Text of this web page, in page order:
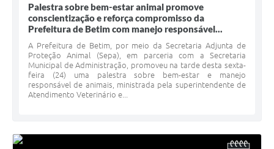
Palestra sobre bem-estar animal promove
conscientização e reforça compromisso da
Prefeitura de Betim com manejo responsável...
A Prefeitura de Betim, por meio da Secretaria Adjunta de
Proteção Animal (Sepa), em parceria com a Secretaria
Municipal de Administração, promoveu na tarde desta sexta-
feira (24) uma palestra sobre bem-estar e manejo
responsável de animais, ministrada pela superintendente de
Atendimento Veterinário e...